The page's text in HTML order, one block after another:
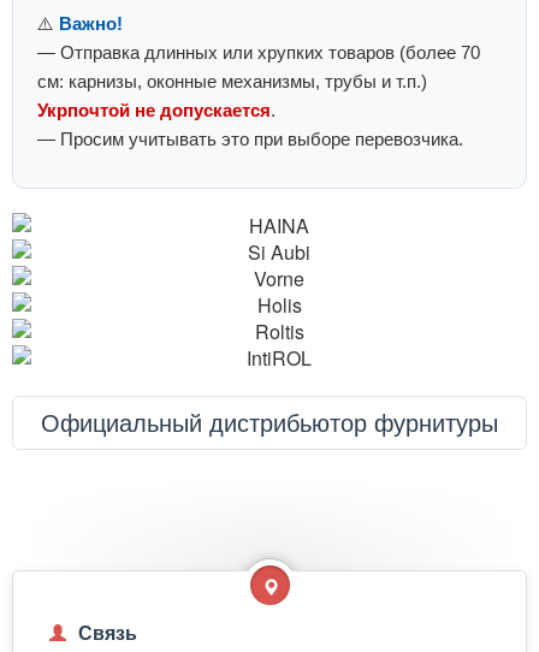
⚠️ Важно!
— Отправка длинных или хрупких товаров (более 70
см: карнизы, оконные механизмы, трубы и т.п.)
Укрпочтой не допускается.
— Просим учитывать это при выборе перевозчика.
Официальный дистрибьютор фурнитуры
Связь